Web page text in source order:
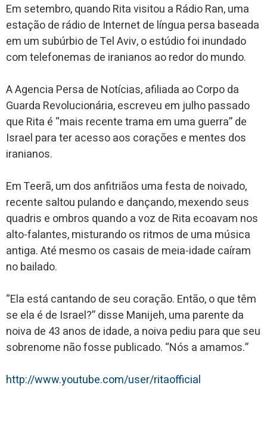
Em setembro, quando Rita visitou a Rádio Ran, uma
estação de rádio de Internet de língua persa baseada
em um subúrbio de Tel Aviv, o estúdio foi inundado
com telefonemas de iranianos ao redor do mundo.
A Agencia Persa de Notícias, afiliada ao Corpo da
Guarda Revolucionária, escreveu em julho passado
que Rita é “mais recente trama em uma guerra” de
Israel para ter acesso aos corações e mentes dos
iranianos.
Em Teerã, um dos anfitriãos uma festa de noivado,
recente saltou pulando e dançando, mexendo seus
quadris e ombros quando a voz de Rita ecoavam nos
alto-falantes, misturando os ritmos de uma música
antiga. Até mesmo os casais de meia-idade caíram
no bailado.
“Ela está cantando de seu coração. Então, o que têm
se ela é de Israel?” disse Manijeh, uma parente da
noiva de 43 anos de idade, a noiva pediu para que seu
sobrenome não fosse publicado. “Nós a amamos.”
http://www.youtube.com/user/ritaofficial